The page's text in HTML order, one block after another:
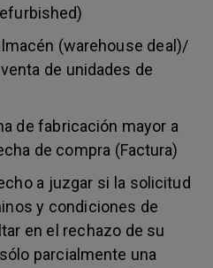
(warehouse deal)/
de unidades de
de fabricación mayor a
de compra (Factura)
a juzgar si la solicitud
y condiciones de
en el rechazo de su
parcialmente una